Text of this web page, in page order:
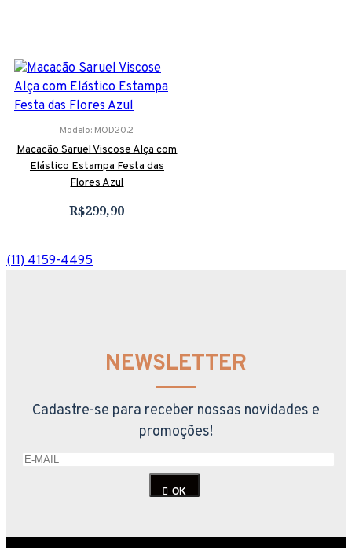
Modelo: MOD20.2
Macacão Saruel Viscose Alça com
Elástico Estampa Festa das
Flores Azul
R$299,90
(11) 4159-4495
NEWSLETTER
Cadastre-se para receber nossas novidades e
promoções!
OK